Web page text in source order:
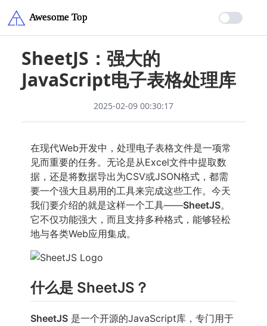
SheetJS：强大的
JavaScript电子表格处理库
2025-02-09 00:30:17
在现代Web开发中，处理电子表格文件是一项常
见而重要的任务。无论是从Excel文件中提取数
据，还是将数据导出为CSV或JSON格式，都需
要一个强大且易用的工具来完成这些工作。今天
我们要介绍的就是这样一个工具——SheetJS。
它不仅功能强大，而且支持多种格式，能够轻松
地与各类Web应用集成。
什么是 SheetJS？
SheetJS 是一个开源的JavaScript库，专门用于